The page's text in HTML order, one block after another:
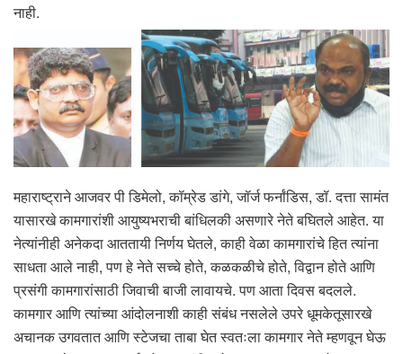
नाही.
महाराष्ट्राने आजवर पी डिमेलो, कॉम्रेड डांगे, जॉर्ज फर्नांडिस, डॉ. दत्ता सामंत
यासारखे कामगारांशी आयुष्यभराची बांधिलकी असणारे नेते बघितले आहेत. या
नेत्यांनीही अनेकदा आततायी निर्णय घेतले, काही वेळा कामगारांचे हित त्यांना
साधता आले नाही, पण हे नेते सच्चे होते, कळकळीचे होते, विद्वान होते आणि
प्रसंगी कामगारांसाठी जिवाची बाजी लावायचे. पण आता दिवस बदलले.
कामगार आणि त्यांच्या आंदोलनाशी काही संबंध नसलेले उपरे धूमकेतूसारखे
अचानक उगवतात आणि स्टेजचा ताबा घेत स्वतःला कामगार नेते म्हणवून घेऊ